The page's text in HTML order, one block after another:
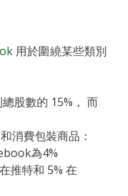
用於圍繞某些類別
股數的 15%， 而
消費包裝商品：
為4%
推特和 5% 在